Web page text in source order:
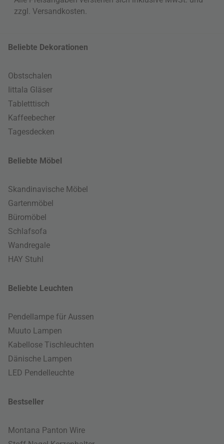
zzgl. Versandkosten.
Beliebte Dekorationen
Obstschalen
Iittala Gläser
Tabletttisch
Kaffeebecher
Tagesdecken
Beliebte Möbel
Skandinavische Möbel
Gartenmöbel
Büromöbel
Schlafsofa
Wandregale
HAY Stuhl
Beliebte Leuchten
Pendellampe für Aussen
Muuto Lampen
Kabellose Tischleuchten
Dänische Lampen
LED Pendelleuchte
Bestseller
Montana Panton Wire